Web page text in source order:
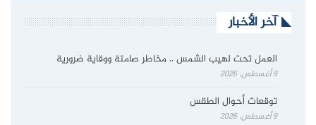
آخر الأخبار
العمل تحت لهيب الشمس .. مخاطر صامتة ووقاية ضرورية
9 أغسطس، 2026
توقعات أحوال الطقس
9 أغسطس، 2026